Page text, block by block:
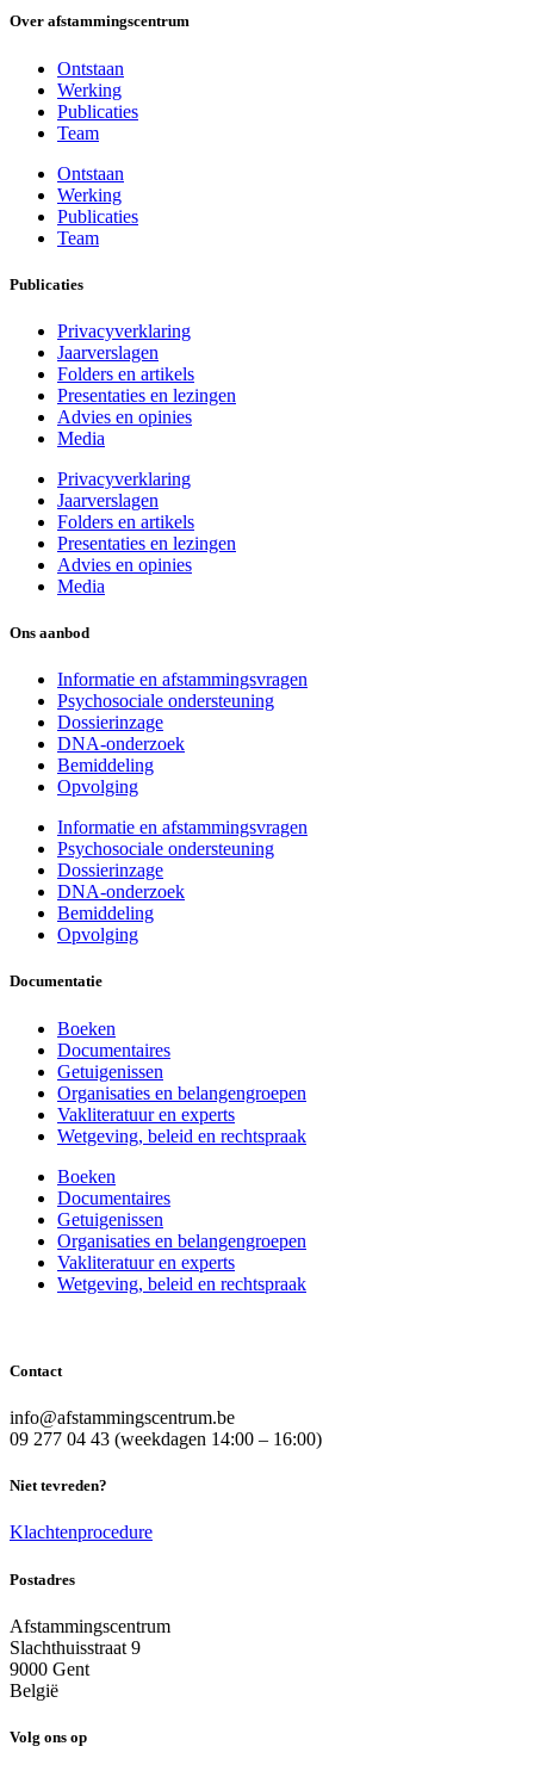
Over afstammingscentrum
Ontstaan
Werking
Publicaties
Team
Ontstaan
Werking
Publicaties
Team
Publicaties
Privacyverklaring
Jaarverslagen
Folders en artikels
Presentaties en lezingen
Advies en opinies
Media
Privacyverklaring
Jaarverslagen
Folders en artikels
Presentaties en lezingen
Advies en opinies
Media
Ons aanbod
Informatie en afstammingsvragen
Psychosociale ondersteuning
Dossierinzage
DNA-onderzoek
Bemiddeling
Opvolging
Informatie en afstammingsvragen
Psychosociale ondersteuning
Dossierinzage
DNA-onderzoek
Bemiddeling
Opvolging
Documentatie
Boeken
Documentaires
Getuigenissen
Organisaties en belangengroepen
Vakliteratuur en experts
Wetgeving, beleid en rechtspraak
Boeken
Documentaires
Getuigenissen
Organisaties en belangengroepen
Vakliteratuur en experts
Wetgeving, beleid en rechtspraak
Contact
info@afstammingscentrum.be
09 277 04 43 (weekdagen 14:00 – 16:00)
Niet tevreden?
Klachtenprocedure
Postadres
Afstammingscentrum
Slachthuisstraat 9
9000 Gent
België
Volg ons op